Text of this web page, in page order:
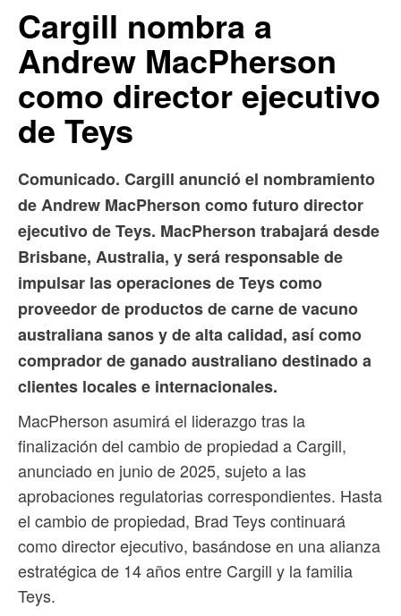
Cargill nombra a
Andrew MacPherson
como director ejecutivo
de Teys
Comunicado. Cargill anunció el nombramiento
de Andrew MacPherson como futuro director
ejecutivo de Teys. MacPherson trabajará desde
Brisbane, Australia, y será responsable de
impulsar las operaciones de Teys como
proveedor de productos de carne de vacuno
australiana sanos y de alta calidad, así como
comprador de ganado australiano destinado a
clientes locales e internacionales.
MacPherson asumirá el liderazgo tras la
finalización del cambio de propiedad a Cargill,
anunciado en junio de 2025, sujeto a las
aprobaciones regulatorias correspondientes. Hasta
el cambio de propiedad, Brad Teys continuará
como director ejecutivo, basándose en una alianza
estratégica de 14 años entre Cargill y la familia
Teys.